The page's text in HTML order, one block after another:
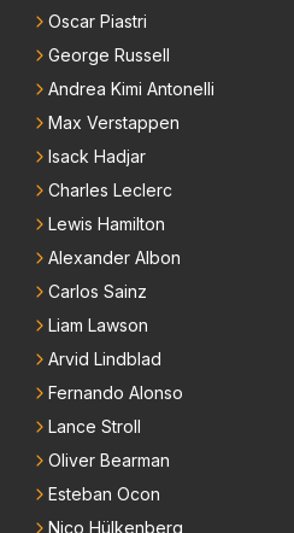
Oscar Piastri
George Russell
Andrea Kimi Antonelli
Max Verstappen
Isack Hadjar
Charles Leclerc
Lewis Hamilton
Alexander Albon
Carlos Sainz
Liam Lawson
Arvid Lindblad
Fernando Alonso
Lance Stroll
Oliver Bearman
Esteban Ocon
Nico Hülkenberg